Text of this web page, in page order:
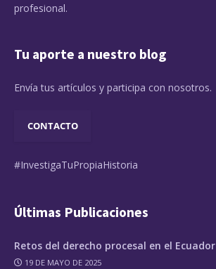
profesional.
Tu aporte a nuestro blog
Envía tus artículos y participa con nosotros.
CONTACTO
#InvestigaTuPropiaHistoria
Últimas Publicaciones
Retos del derecho procesal en el Ecuador
19 DE MAYO DE 2025